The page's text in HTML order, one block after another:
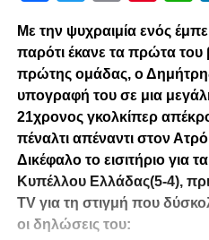
Με την ψυχραιμία ενός
παρότι έκανε τα πρώτα του
πρώτης ομάδας, ο
υπογραφή του σε μια
21χρονος γκολκίπερ
πέναλτι απέναντι στον
Δικέφαλο το εισιτήριο για
Κυπέλλου Ελλάδας(5-4),
TV για τη στιγμή που
οι δηλώσεις του: